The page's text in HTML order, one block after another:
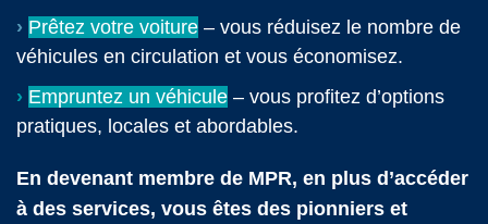
› Prêtez votre voiture – vous réduisez le nombre de
véhicules en circulation et vous économisez.
› Empruntez un véhicule – vous profitez d’options
pratiques, locales et abordables.
En devenant membre de MPR, en plus d’accéder
à des services, vous êtes des pionniers et